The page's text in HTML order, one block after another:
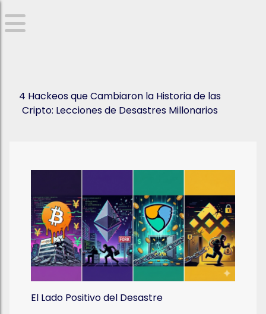
4 Hackeos que Cambiaron la Historia de las
Cripto: Lecciones de Desastres Millonarios
El Lado Positivo del Desastre